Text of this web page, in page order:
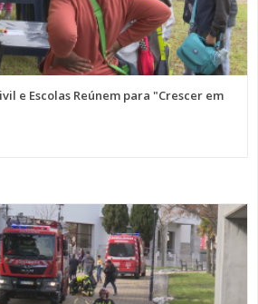
e Escolas Reúnem para "Crescer em